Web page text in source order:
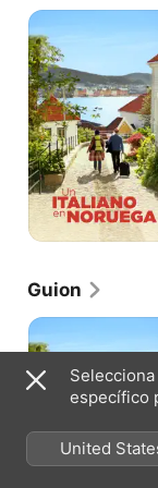
Un
italiano
en
Noruega
Guion
Un
italiano
Noruega
específico
United